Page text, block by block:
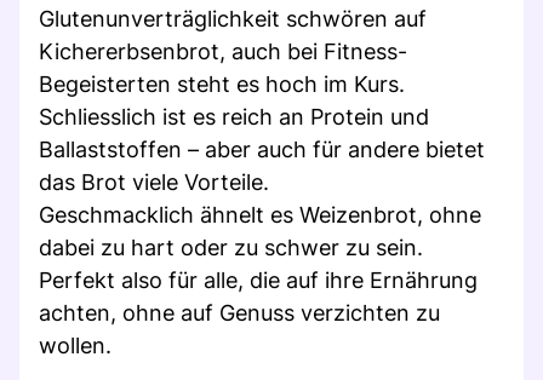
Glutenunverträglichkeit schwören auf
Kichererbsenbrot, auch bei Fitness-
Begeisterten steht es hoch im Kurs.
Schliesslich ist es reich an Protein und
Ballaststoffen – aber auch für andere bietet
das Brot viele Vorteile.
Geschmacklich ähnelt es Weizenbrot, ohne
dabei zu hart oder zu schwer zu sein.
Perfekt also für alle, die auf ihre Ernährung
achten, ohne auf Genuss verzichten zu
wollen.